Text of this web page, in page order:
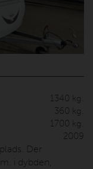
1340 kg.
360 kg.
1700 kg.
2009
Der
i dybden,